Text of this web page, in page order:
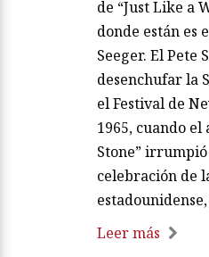
de “Just Like a
donde están es
Seeger. El Pete
desenchufar la
el Festival de
1965, cuando
Stone”
celebración de
Leer más